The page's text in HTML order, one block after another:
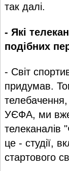
так далі.
- Які
подібних
- Світ
придумав.
УЄФА, ми вже
це - студії,
стартового